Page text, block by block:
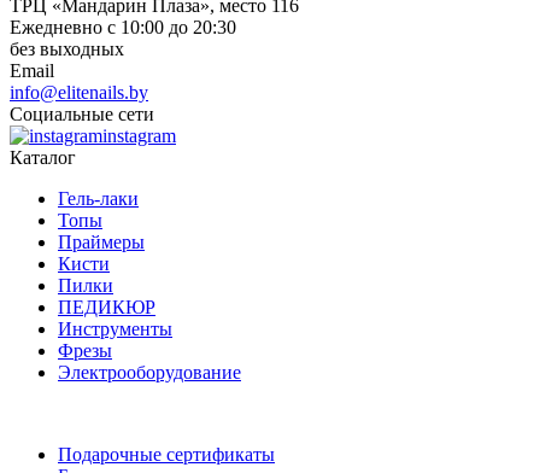
ТРЦ «Мандарин Плаза», место 116
Ежедневно с 10:00 до 20:30
без выходных
Email
info@elitenails.by
Социальные сети
instagram
Каталог
Гель-лаки
Топы
Праймеры
Кисти
Пилки
ПЕДИКЮР
Инструменты
Фрезы
Электрооборудование
Подарочные сертификаты